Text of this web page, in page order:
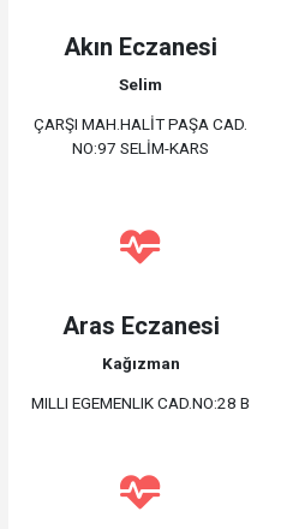
Akın Eczanesi
Selim
ÇARŞI MAH.HALİT PAŞA CAD.
NO:97 SELİM-KARS
Aras Eczanesi
Kağızman
MILLI EGEMENLIK CAD.NO:28 B